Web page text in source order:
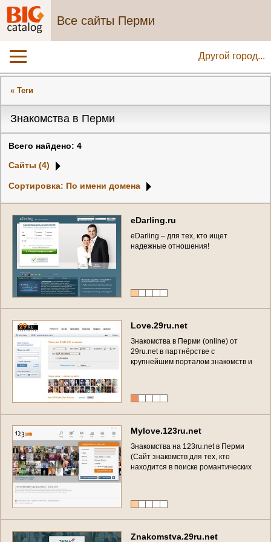
Все сайты Перми
Другой город...
« Теги
Знакомства в Перми
Всего найдено: 4
Сайты (4)
Сортировка: По имени домена
eDarling.ru
eDarling – для тех, кто ищет
надежные отношения!
Love.29ru.net
Знакомства в Перми (on ine) от
29ru.net в партнёрстве с
крупнейшим порталом знакомств и
Mylove.123ru.net
Знакомства на 123ru.net в Перми
(Сайт знакомств для тех, кто
находится в поиске романтических
Зарегистри
несколько минут на вас обратят
Znakomstva.29ru.net